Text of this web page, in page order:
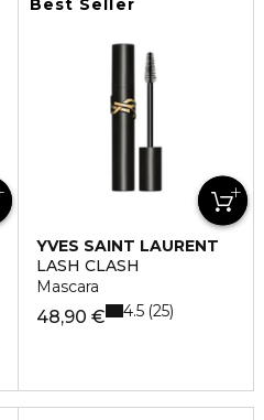
Best Seller
YVES SAINT LAURENT
LASH CLASH
Mascara
48,90 € 4.5 25